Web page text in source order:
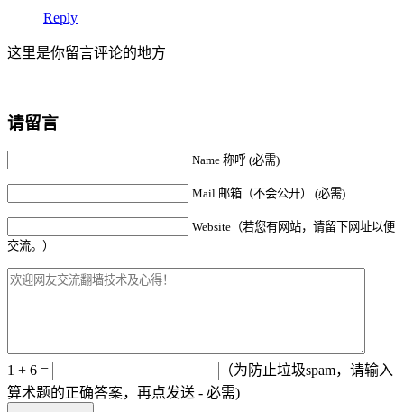
Reply
这里是你留言评论的地方
请留言
Name 称呼 (必需)
Mail 邮箱（不会公开） (必需)
Website（若您有网站，请留下网址以便
交流。）
1 + 6 =
（为防止垃圾spam，请输入
算术题的正确答案，再点发送 - 必需)